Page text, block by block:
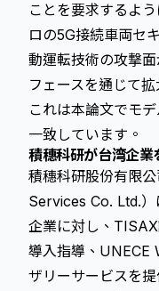
ことを要求するよ
ロの5G接続車両セ
動運転技術の攻撃
フェースを通じて
これは本論文でモ
一致しています。
積穗科研が台湾企業
積穗科研股份有限
Services Co. Ltd.）
企業に対し、
導入指導、UNECE
ザリーサービスを